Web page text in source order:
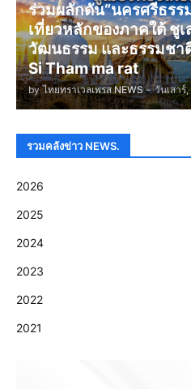
ร่วมผลักดัน“นครศรีธรร
เที่ยวหลักของภาคใต้ ชู
วัฒนธรรม และธรรมชา
Si Tham ma rat
by ไทยทราเวลเพรส NEWS - วันเสาร์
รวมคลังข่าว NEWS.
2026
2025
2024
2023
2022
2021